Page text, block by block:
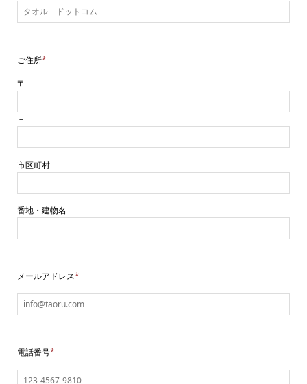
ご住所*
〒
－
市区町村
番地・建物名
メールアドレス*
電話番号*